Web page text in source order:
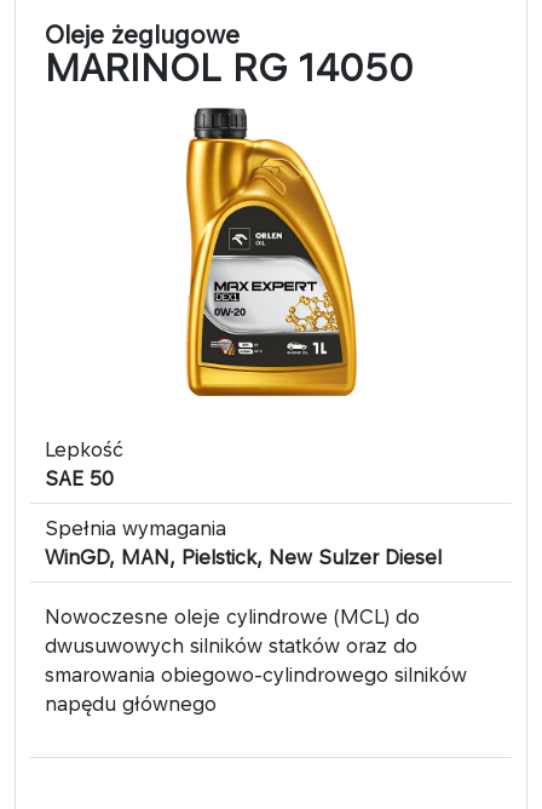
Oleje żeglugowe
MARINOL RG 14050
Lepkość
SAE 50
Spełnia wymagania
WinGD, MAN, Pielstick, New Sulzer Diesel
Nowoczesne oleje cylindrowe (MCL) do
dwusuwowych silników statków oraz do
smarowania obiegowo-cylindrowego silników
napędu głównego